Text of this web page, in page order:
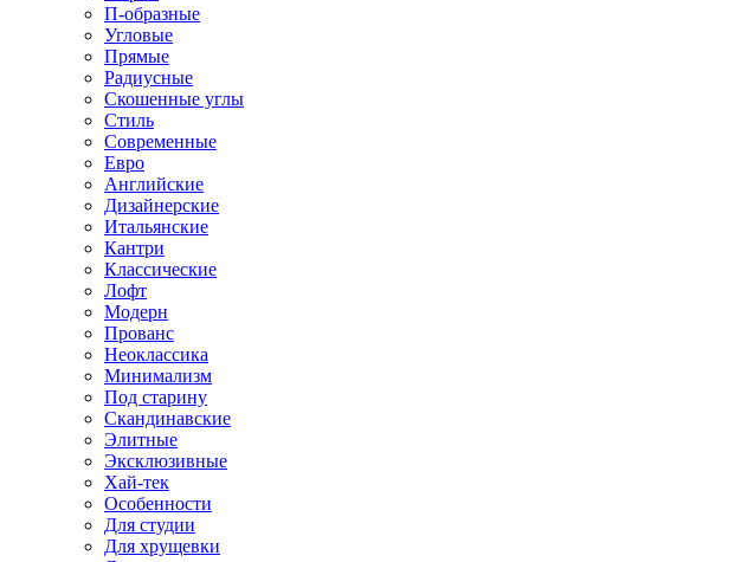
П-образные
Угловые
Прямые
Радиусные
Скошенные углы
Стиль
Современные
Евро
Английские
Дизайнерские
Итальянские
Кантри
Классические
Лофт
Модерн
Прованс
Неоклассика
Минимализм
Под старину
Скандинавские
Элитные
Эксклюзивные
Хай-тек
Особенности
Для студии
Для хрущевки